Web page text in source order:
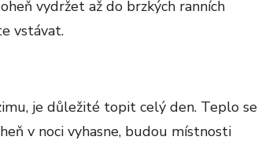
vydržet až do brzkých ranních
vstávat.
je důležité topit celý den. Teplo se
v noci vyhasne, budou místnosti